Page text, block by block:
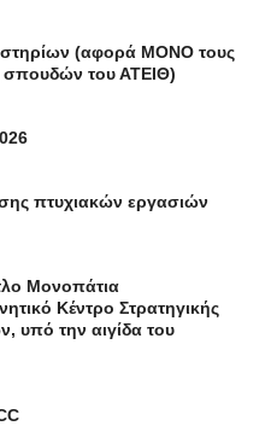
(αφορά ΜΟΝΟ τους
σπουδών του ΑΤΕΙΘ)
πτυχιακών εργασιών
Μονοπάτια
Κέντρο Στρατηγικής
υπό την αιγίδα του